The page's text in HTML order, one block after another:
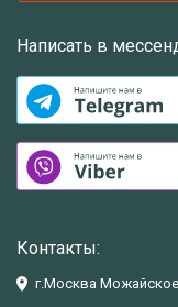
Написать в
Контакты:
г.Москва